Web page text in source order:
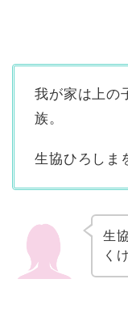
我が家は上の
族。
生協ひろしま
生
く